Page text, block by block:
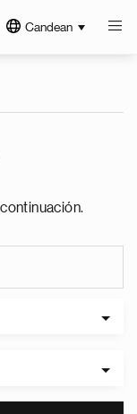
Candean